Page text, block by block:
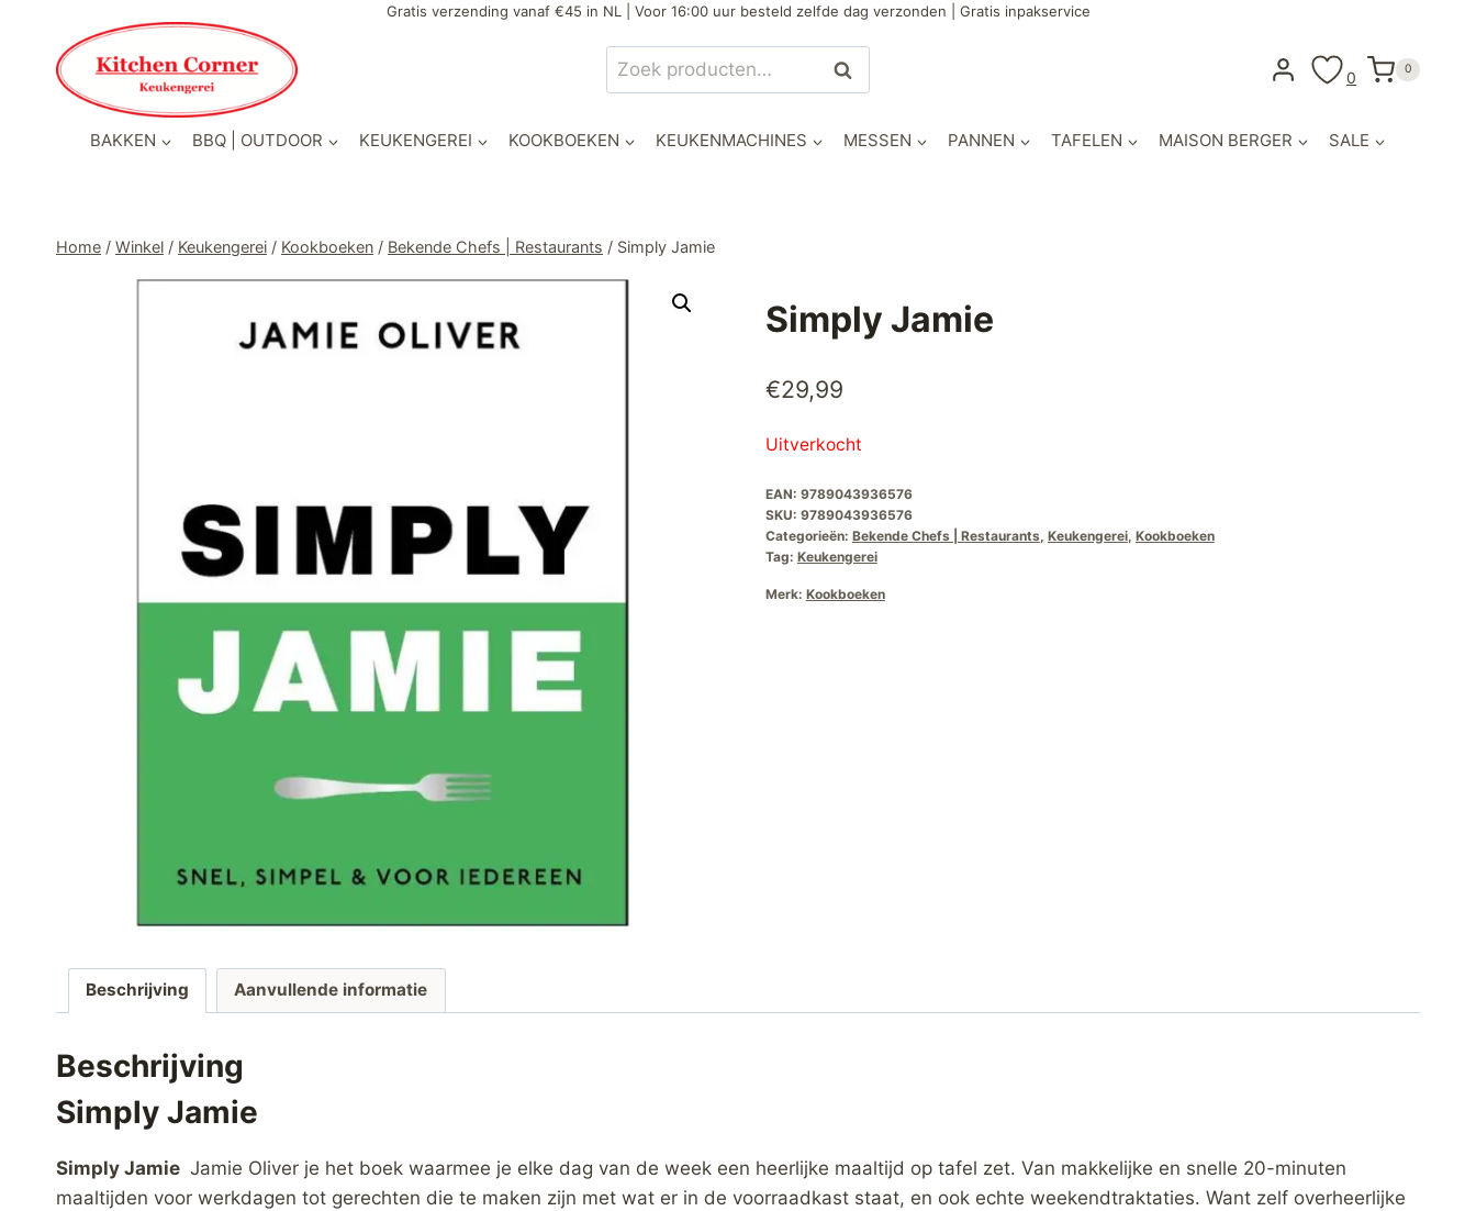
inhoud
Gratis verzending vanaf €45 in NL | Voor 16:00 uur besteld zelfde dag verzonden | Gratis inpakservice
Zoeken
naar:
Zoeken 0 0
BAKKEN BBQ | OUTDOOR KEUKENGEREI KOOKBOEKEN KEUKENMACHINES MESSEN PANNEN TAFELEN MAISON BERGER SALE
Home / Winkel / Keukengerei / Kookboeken / Bekende Chefs | Restaurants / Simply Jamie
Simply Jamie
€29,99
Uitverkocht
EAN: 9789043936576
SKU: 9789043936576
Categorieën: Bekende Chefs | Restaurants, Keukengerei, Kookboeken
Tag: Keukengerei
Merk: Kookboeken
Beschrijving Aanvullende informatie
Beschrijving
Simply Jamie
Simply Jamie Jamie Oliver je het boek waarmee je elke dag van de week een heerlijke maaltijd op tafel zet. Van makkelijke en snelle 20-minuten
maaltijden voor werkdagen tot gerechten die te maken zijn met wat er in de voorraadkast staat, en ook echte weekendtraktaties. Want zelf overheerlijke